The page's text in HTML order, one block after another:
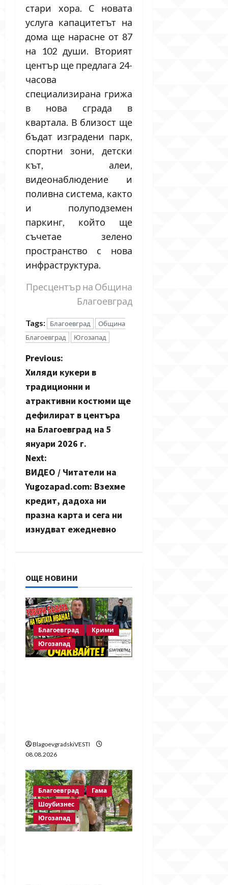
стари хора. С новата
услуга капацитетът на
дома ще нарасне от 87
на 102 души. Вторият
център ще предлага 24-
часова
специализирана грижа
в нова сграда в
квартала. В близост ще
бъдат изградени парк,
спортни зони, детски
кът, алеи,
видеонаблюдение и
поливна система, както
и полуподземен
паркинг, който ще
съчетае зелено
пространство с нова
инфраструктура.
Пресцентър на Община
Благоевград
Tags: Благоевград
Община
Благоевград
Югозапад
P
o
s
t
n
a
v
i
g
t
i
o
n
Previous:
Хиляди кукери в
традиционни и
атрактивни костюми ще
дефилират в центъра
на Благоевград на 5
януари 2026 г.
Next:
ВИДЕО / Читатели на
Yugozapad.com: Взехме
кредит, дадоха ни
празна карта и сега ни
изнудват ежедневно
ОЩЕ НОВИНИ
Благоевград
Крими
Югозапад
BlagoevgradskiVESTI
08.08.2026
Благоевград
Гама
Шоубизнес
Югозапад